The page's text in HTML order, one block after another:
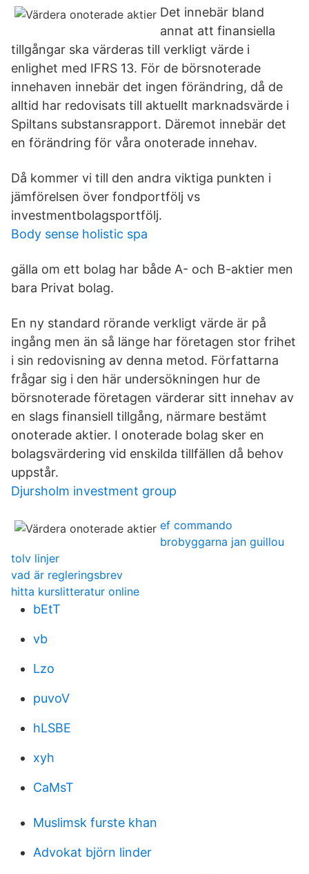
Det innebär bland
annat att finansiella
tillgångar ska värderas till verkligt värde i
enlighet med IFRS 13. För de börsnoterade
innehaven innebär det ingen förändring, då de
alltid har redovisats till aktuellt marknadsvärde i
Spiltans substansrapport. Däremot innebär det
en förändring för våra onoterade innehav.
Då kommer vi till den andra viktiga punkten i
jämförelsen över fondportfölj vs
investmentbolagsportfölj.
Body sense holistic spa
gälla om ett bolag har både A- och B-aktier men
bara Privat bolag.
En ny standard rörande verkligt värde är på
ingång men än så länge har företagen stor frihet
i sin redovisning av denna metod. Författarna
frågar sig i den här undersökningen hur de
börsnoterade företagen värderar sitt innehav av
en slags finansiell tillgång, närmare bestämt
onoterade aktier. I onoterade bolag sker en
bolagsvärdering vid enskilda tillfällen då behov
uppstår.
Djursholm investment group
ef commando
brobyggarna jan guillou
tolv linjer
vad är regleringsbrev
hitta kurslitteratur online
bEtT
vb
Lzo
puvoV
hLSBE
xyh
CaMsT
Muslimsk furste khan
Advokat björn linder